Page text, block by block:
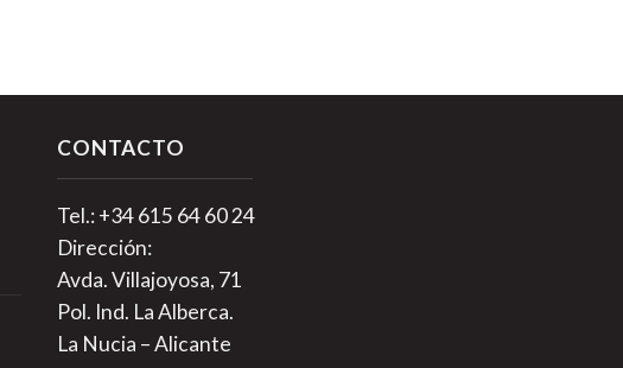
CONTACTO
Tel.: +34 615 64 60 24
Dirección:
Avda. Villajoyosa, 71
Pol. Ind. La Alberca.
La Nucia – Alicante